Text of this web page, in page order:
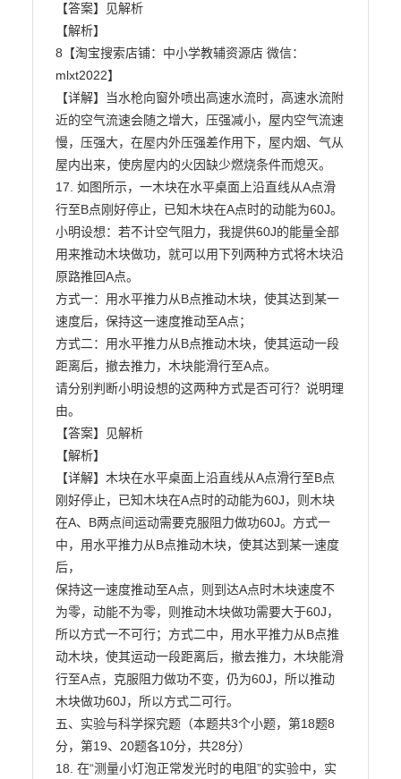
【答案】见解析
【解析】
8【淘宝搜索店铺：中小学教辅资源店 微信：
mlxt2022】
【详解】当水枪向窗外喷出高速水流时，高速水流附
近的空气流速会随之增大，压强减小，屋内空气流速
慢，压强大，在屋内外压强差作用下，屋内烟、气从
屋内出来，使房屋内的火因缺少燃烧条件而熄灭。
17. 如图所示，一木块在水平桌面上沿直线从A点滑
行至B点刚好停止，已知木块在A点时的动能为60J。
小明设想：若不计空气阻力，我提供60J的能量全部
用来推动木块做功，就可以用下列两种方式将木块沿
原路推回A点。
方式一：用水平推力从B点推动木块，使其达到某一
速度后，保持这一速度推动至A点；
方式二：用水平推力从B点推动木块，使其运动一段
距离后，撤去推力，木块能滑行至A点。
请分别判断小明设想的这两种方式是否可行？说明理
由。
【答案】见解析
【解析】
【详解】木块在水平桌面上沿直线从A点滑行至B点
刚好停止，已知木块在A点时的动能为60J，则木块
在A、B两点间运动需要克服阻力做功60J。方式一
中，用水平推力从B点推动木块，使其达到某一速度
后，
保持这一速度推动至A点，则到达A点时木块速度不
为零，动能不为零，则推动木块做功需要大于60J，
所以方式一不可行；方式二中，用水平推力从B点推
动木块，使其运动一段距离后，撤去推力，木块能滑
行至A点，克服阻力做功不变，仍为60J，所以推动
木块做功60J，所以方式二可行。
五、实验与科学探究题（本题共3个小题，第18题8
分，第19、20题各10分，共28分）
18. 在“测量小灯泡正常发光时的电阻”的实验中，实